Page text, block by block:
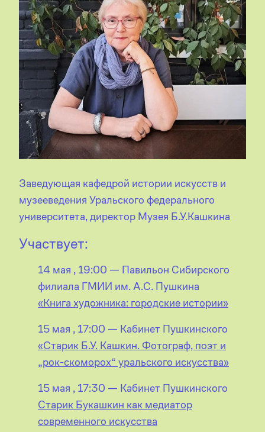
Заведующая кафедрой истории искусств и
музееведения Уральского федерального
университета, директор Музея Б.У.Кашкина
Участвует:
14 мая , 19:00 — Павильон Сибирского
филиала ГМИИ им. А.С. Пушкина
«Книга художника: городские истории»
15 мая , 17:00 — Кабинет Пушкинского
«Старик Б.У. Кашкин. Фотограф, поэт и
„рок-скоморох“ уральского искусства»
15 мая , 17:30 — Кабинет Пушкинского
Старик Букашкин как медиатор
современного искусства